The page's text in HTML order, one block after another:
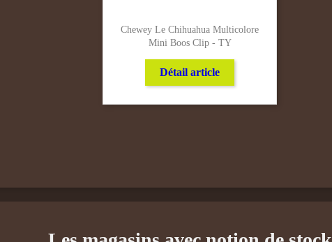
Chewey Le Chihuahua Multicolore
Mini Boos Clip - TY
Détail article